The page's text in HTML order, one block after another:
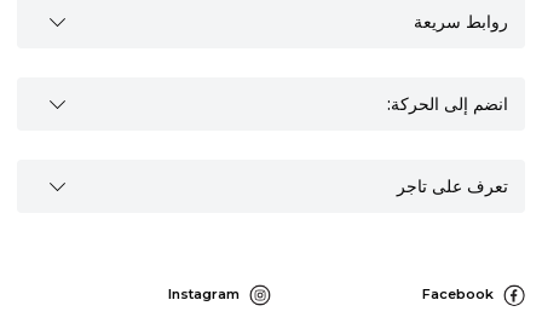
روابط سريعة
انضم إلى الحركة:
تعرف على تاجر
Facebook
Instagram